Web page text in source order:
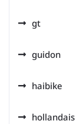
gt
guidon
haibike
hollandais